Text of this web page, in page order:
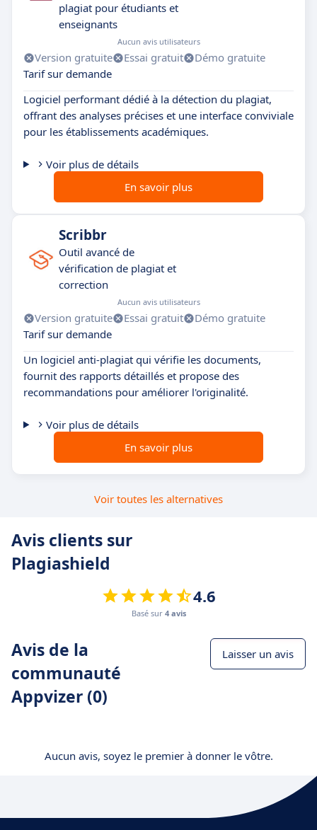
plagiat pour étudiants et
enseignants
Aucun avis utilisateurs
Version gratuite Essai gratuit
Démo gratuite
Tarif sur demande
Logiciel performant dédié à la détection du plagiat,
offrant des analyses précises et une interface conviviale
pour les établissements académiques.
Voir plus de détails
En savoir plus
Scribbr
Outil avancé de
vérification de plagiat et
correction
Aucun avis utilisateurs
Version gratuite Essai gratuit
Démo gratuite
Tarif sur demande
Un logiciel anti-plagiat qui vérifie les documents,
fournit des rapports détaillés et propose des
recommandations pour améliorer l'originalité.
Voir plus de détails
En savoir plus
Voir toutes les alternatives
Avis clients sur
Plagiashield
4.6
Basé sur 4 avis
Avis de la
communauté
Appvizer (0)
Laisser un avis
Aucun avis, soyez le premier à donner le vôtre.